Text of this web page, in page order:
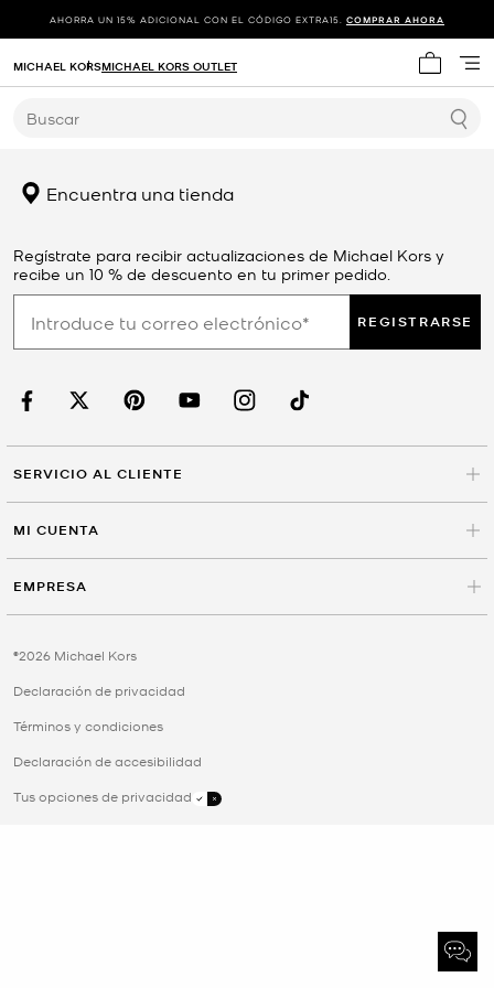
AHORRA UN 15% ADICIONAL CON EL CÓDIGO EXTRA15. COMPRAR AHORA
Mi
MICHAEL KORSMICHAEL KORS OUTLET
Buscar
Encuentra una tienda
Regístrate para recibir actualizaciones de Michael Kors y
recibe un 10 % de descuento en tu primer pedido.
REGISTRARSE
SERVICIO AL CLIENTE
MI CUENTA
EMPRESA
©2026 Michael Kors
Declaración de privacidad
Términos y condiciones
Declaración de accesibilidad
Tus opciones de privacidad